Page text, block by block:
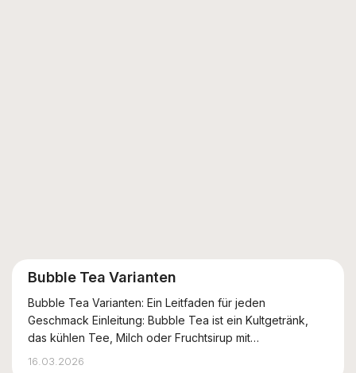
Bubble Tea Varianten
16.03.2026
Bubble Tea Varianten: Ein Leitfaden für jeden
Geschmack Einleitung: Bubble Tea ist ein Kultgetränk,
das kühlen Tee, Milch oder Fruchtsirup mit
Tapiokaperlen oder anderen Toppings kombiniert. Da es